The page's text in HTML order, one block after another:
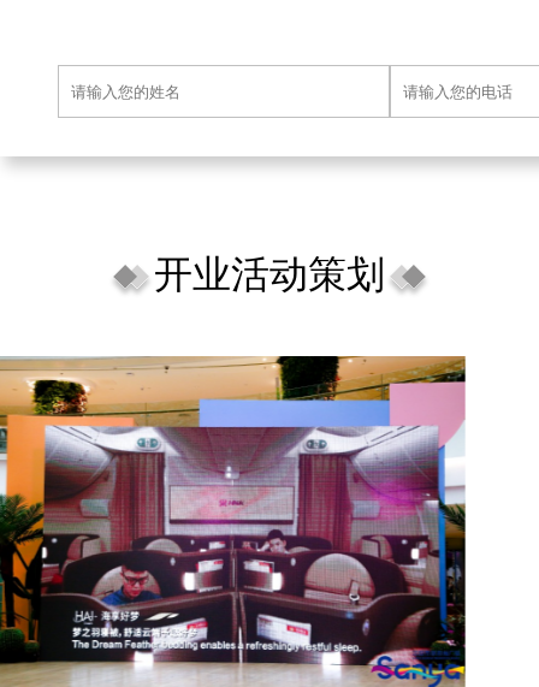
开业活动策划